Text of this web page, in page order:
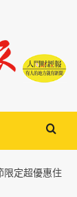
限定超優惠住